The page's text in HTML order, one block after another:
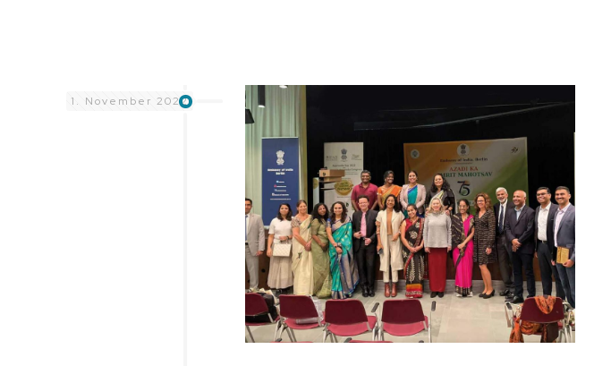
1. November 2022